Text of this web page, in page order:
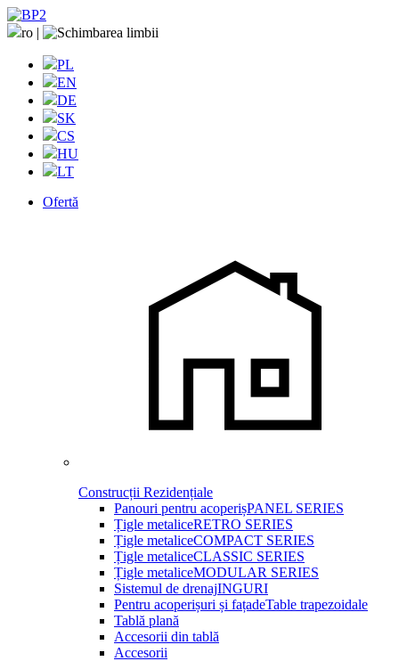
ro |
PL
EN
DE
SK
CS
HU
LT
Ofertă
Construcții Rezidențiale
Panouri pentru acoperișPANEL SERIES
Țigle metaliceRETRO SERIES
Țigle metaliceCOMPACT SERIES
Țigle metaliceCLASSIC SERIES
Țigle metaliceMODULAR SERIES
Sistemul de drenajINGURI
Pentru acoperișuri și fațadeTable trapezoidale
Tablă plană
Accesorii din tablă
Accesorii